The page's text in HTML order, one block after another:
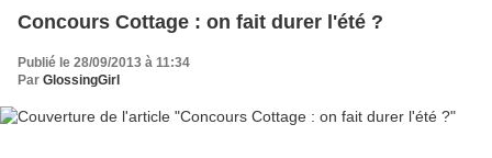
Concours Cottage : on fait durer l'été ?
Publié le 28/09/2013 à 11:34
Par GlossingGirl